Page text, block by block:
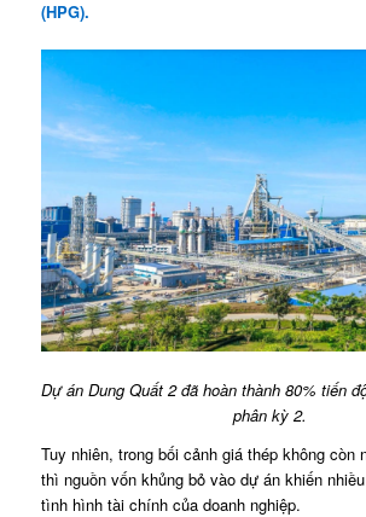
(HPG).
Dự án Dung Quất 2 đã hoàn thành 80% tiến
phân kỳ 2.
Tuy nhiên, trong bối cảnh giá thép không còn
thì nguồn vốn khủng bỏ vào dự án khiến
tình hình tài chính của doanh nghiệp.